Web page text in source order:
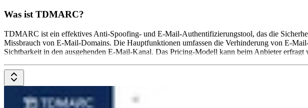
Was ist TDMARC?
TDMARC ist ein effektives Anti-Spoofing- und E-Mail-Authentifizierungstool, das die
Missbrauch von E-Mail-Domains. Die Hauptfunktionen umfassen die Verhinderung von E-
Sichtbarkeit in den ausgehenden E-Mail-Kanal. Das Pricing-Modell kann beim Anbieter erfragt